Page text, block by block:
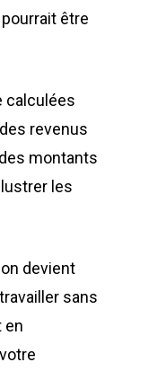
être
calculées
revenus
montants
les
devient
sans
en